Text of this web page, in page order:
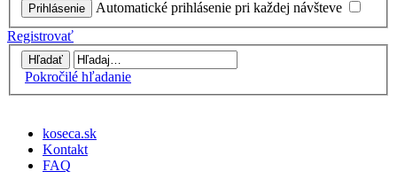
Automatické prihlásenie pri každej návšteve
Registrovať
Pokročilé hľadanie
koseca.sk
Kontakt
FAQ